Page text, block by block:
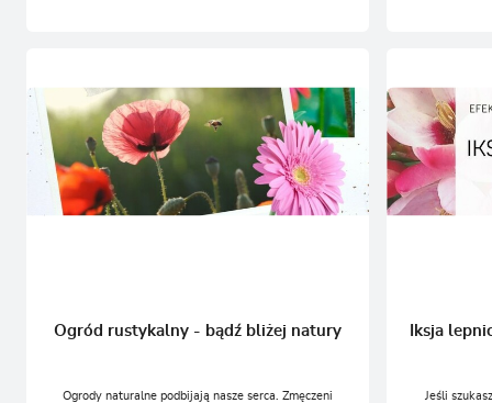
Ogród rustykalny - bądź bliżej natury
Ogrody naturalne podbijają nasze serca. Zmęczeni
Iksja
Jeśli